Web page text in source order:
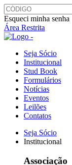
Esqueci minha senha
Área Restrita
Seja Sócio
Institucional
Stud Book
Formulários
Notícias
Eventos
Leilões
Contatos
Seja Sócio
Institucional
Associação